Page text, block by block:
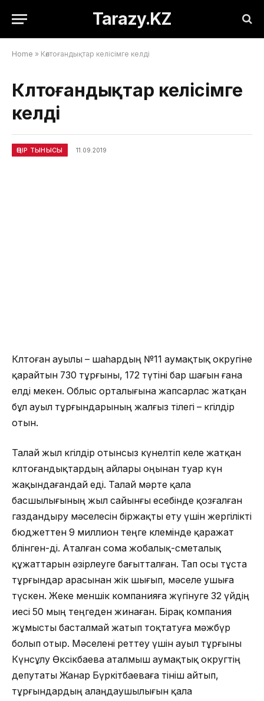
Tarazy.KZ
Home » Көлтоғандықтар келісімге келді
Көлтоғандықтар келісімге
келді
ӨҢІР ТЫНЫСЫ 11.09.2019
Көлтоған ауылы – шаһардың №11 аумақтық округіне
қарайтын 730 тұрғыны, 172 түтіні бар шағын ғана
елді мекен. Облыс орталығына жапсарлас жатқан
бұл ауыл тұрғындарының жалғыз тілегі – көгілдір
отын.
Талай жыл көгілдір отынсыз күнелтіп келе жатқан
көлтоғандықтардың айлары оңынан туар күн
жақындағандай еді. Талай мәрте қала
басшылығының жыл сайынғы есебінде қозғалған
газдандыру мәселесін біржақты ету үшін жергілікті
бюджеттен 9 миллион теңге көлемінде қаражат
бөлінген-ді. Аталған сома жобалық-сметалық
құжаттарын әзірлеуге бағытталған. Тап осы тұста
тұрғындар арасынан жік шығып, мәселе ушыға
түскен. Жеке меншік компанияға жүгінуге 32 үйдің
иесі 50 мың теңгеден жинаған. Бірақ компания
жұмысты басталмай жатып тоқтатуға мәжбүр
болып отыр. Мәселені реттеу үшін ауыл тұрғыны
Күнсұлу Өксікбаева аталмыш аумақтық округтің
депутаты Жанар Бүркітбаеваға өтініш айтып,
тұрғындардың алаңдаушылығын қала